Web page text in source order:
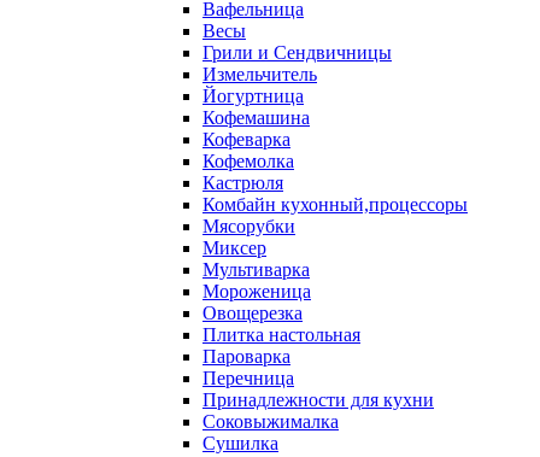
Вафельница
Весы
Грили и Сендвичницы
Измельчитель
Йогуртница
Кофемашина
Кофеварка
Кофемолка
Кастрюля
Комбайн кухонный,процессоры
Мясорубки
Миксер
Мультиварка
Мороженица
Овощерезка
Плитка настольная
Пароварка
Перечница
Принадлежности для кухни
Соковыжималка
Сушилка